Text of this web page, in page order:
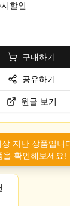
할인
구매하기
공유하기
원글 보기
지난 상품입니
을 확인해보세요!